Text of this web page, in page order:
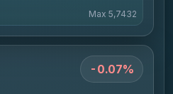
Max 5,7432
-0.07%